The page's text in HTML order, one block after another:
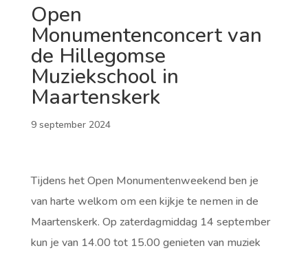
Open
Monumentenconcert van
de Hillegomse
Muziekschool in
Maartenskerk
9 september 2024
Tijdens het Open Monumentenweekend ben je
van harte welkom om een kijkje te nemen in de
Maartenskerk. Op zaterdagmiddag 14 september
kun je van 14.00 tot 15.00 genieten van muziek